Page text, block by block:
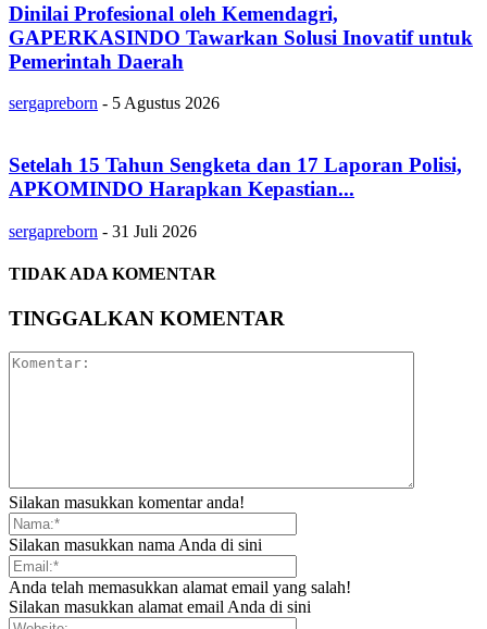
Dinilai Profesional oleh Kemendagri,
GAPERKASINDO Tawarkan Solusi Inovatif untuk
Pemerintah Daerah
sergapreborn - 5 Agustus 2026
Setelah 15 Tahun Sengketa dan 17 Laporan Polisi,
APKOMINDO Harapkan Kepastian...
sergapreborn - 31 Juli 2026
TIDAK ADA KOMENTAR
TINGGALKAN KOMENTAR
Silakan masukkan komentar anda!
Silakan masukkan nama Anda di sini
Anda telah memasukkan alamat email yang salah!
Silakan masukkan alamat email Anda di sini